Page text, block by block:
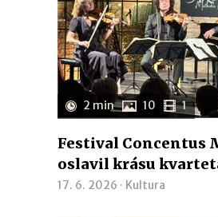
2 min 10 1
Festival Concentus
oslavil krásu
17. 6. 2026 · Kultura